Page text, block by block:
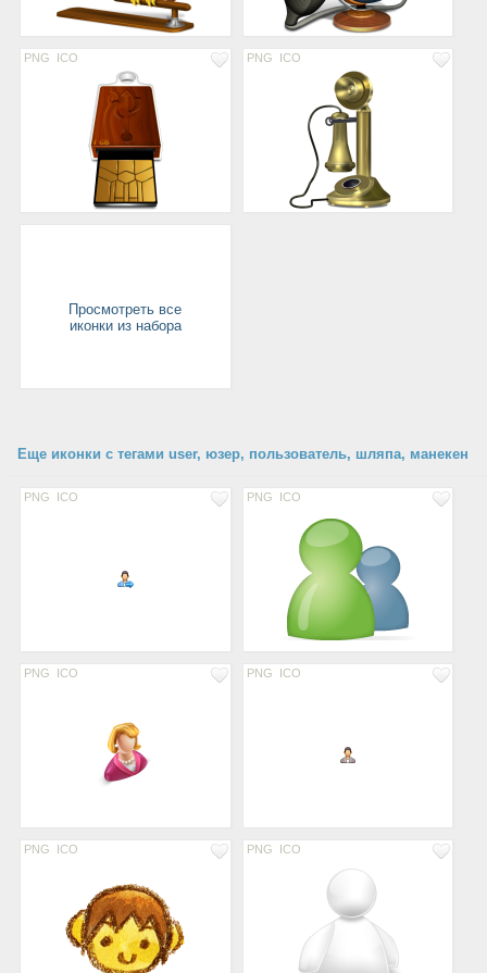
PNG ICO PNG ICO
Просмотреть все
иконки из набора
Еще иконки с тегами user, юзер, пользователь, шляпа, манекен
PNG ICO PNG ICO
PNG ICO PNG ICO
PNG ICO PNG ICO